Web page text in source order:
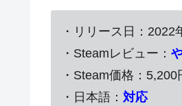
・リリース日：2022
・Steamレビュー：
・Steam価格：
・日本語： 対応